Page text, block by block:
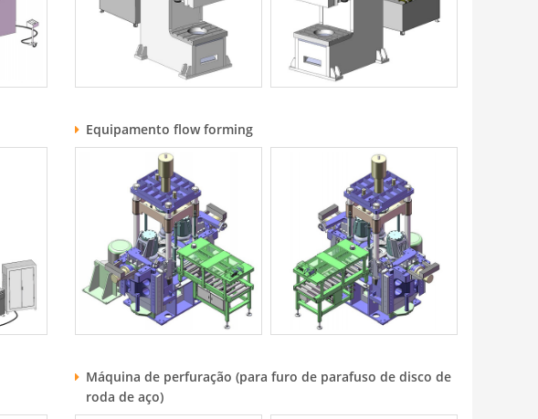
Equipamento flow forming
Máquina de perfuração (para furo de parafuso de disco de
roda de aço)